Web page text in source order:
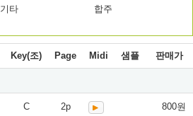
기타
합주
Key(조) Page Midi 샘플 판매가
C 2p 800원